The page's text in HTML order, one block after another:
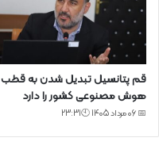
قم پتانسیل تبدیل شدن به قطب
هوش مصنوعی کشور را دارد
📅 06 مرداد 1405 🕙23:31